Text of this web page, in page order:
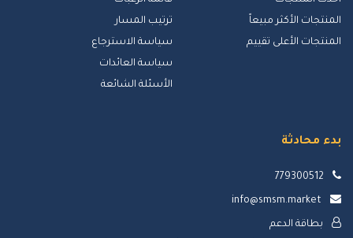
المنتجات الأكثر مبيعاً
المنتجات الأعلى تقييم
ترتيب المسار
سياسة الاسترجاع
سياسة العائدات
الأسئلة الشائعة
بدء محادثة
779300512
info@smsm.market
بطاقة الدعم